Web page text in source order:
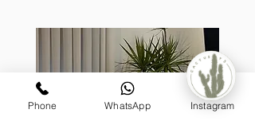
Phone WhatsApp Instagram